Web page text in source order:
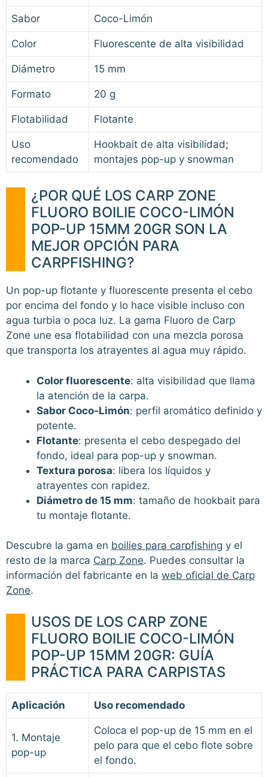
Sabor Coco-Limón
Color Fluorescente de alta visibilidad
Diámetro 15 mm
Formato 20 g
Flotabilidad Flotante
Uso
recomendado
Hookbait de alta visibilidad;
montajes pop-up y snowman
¿POR QUÉ LOS CARP ZONE
FLUORO BOILIE COCO-LIMÓN
POP-UP 15MM 20GR SON LA
MEJOR OPCIÓN PARA
CARPFISHING?
Un pop-up flotante y fluorescente presenta el cebo
por encima del fondo y lo hace visible incluso con
agua turbia o poca luz. La gama Fluoro de Carp
Zone une esa flotabilidad con una mezcla porosa
que transporta los atrayentes al agua muy rápido.
Color fluorescente: alta visibilidad que llama
la atención de la carpa.
Sabor Coco-Limón: perfil aromático definido y
potente.
Flotante: presenta el cebo despegado del
fondo, ideal para pop-up y snowman.
Textura porosa: libera los líquidos y
atrayentes con rapidez.
Diámetro de 15 mm: tamaño de hookbait para
tu montaje flotante.
Descubre la gama en boilies para carpfishing y el
resto de la marca Carp Zone. Puedes consultar la
información del fabricante en la web oficial de Carp
Zone.
USOS DE LOS CARP ZONE
FLUORO BOILIE COCO-LIMÓN
POP-UP 15MM 20GR: GUÍA
PRÁCTICA PARA CARPISTAS
Aplicación Uso recomendado
1. Montaje
pop-up
Coloca el pop-up de 15 mm en el
pelo para que el cebo flote sobre
el fondo.